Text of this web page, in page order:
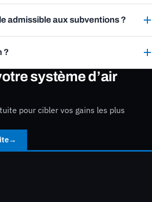
admissible aux subventions ?
?
système d’air
pour cibler vos gains les plus
→